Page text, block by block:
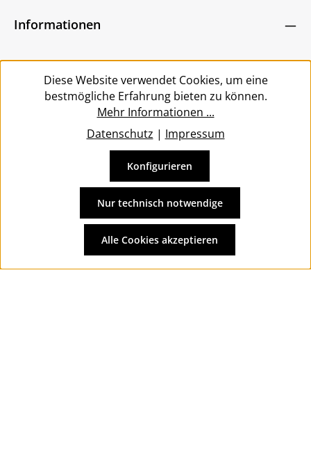
bin mit ihnen einverstanden.
Zeichen ein*
Informationen
Service
Vertrag widerrufen
und ggf. Nachnahmegebühren, wenn nicht anders
angegeben.
Diese Website verwendet Cookies, um eine
bestmögliche Erfahrung bieten zu können.
Mehr Informationen ...
Datenschutz | Impressum
Nur technisch notwendige
Konfigurieren
Alle Cookies akzeptieren